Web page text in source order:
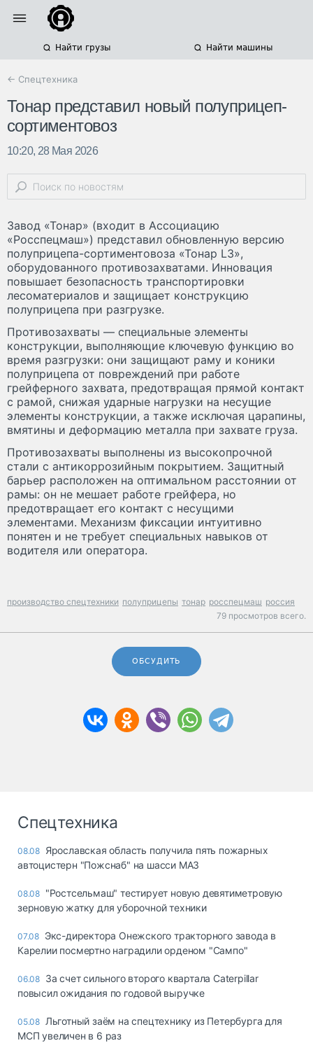
Найти грузы Найти машины
← Спецтехника
Тонар представил новый полуприцеп-
сортиментовоз
10:20, 28 Мая 2026
Завод «Тонар» (входит в Ассоциацию
«Росспецмаш») представил обновленную версию
полуприцепа-сортиментовоза «Тонар L3»,
оборудованного противозахватами. Инновация
повышает безопасность транспортировки
лесоматериалов и защищает конструкцию
полуприцепа при разгрузке.
Противозахваты — специальные элементы
конструкции, выполняющие ключевую функцию во
время разгрузки: они защищают раму и коники
полуприцепа от повреждений при работе
грейферного захвата, предотвращая прямой контакт
с рамой, снижая ударные нагрузки на несущие
элементы конструкции, а также исключая царапины,
вмятины и деформацию металла при захвате груза.
Противозахваты выполнены из высокопрочной
стали с антикоррозийным покрытием. Защитный
барьер расположен на оптимальном расстоянии от
рамы: он не мешает работе грейфера, но
предотвращает его контакт с несущими
элементами. Механизм фиксации интуитивно
понятен и не требует специальных навыков от
водителя или оператора.
производство спецтехники полуприцепы тонар росспецмаш россия
79 просмотров всего.
ОБСУДИТЬ
Спецтехника
08.08 Ярославская область получила пять пожарных
автоцистерн "Пожснаб" на шасси МАЗ
08.08 "Ростсельмаш" тестирует новую девятиметровую
зерновую жатку для уборочной техники
07.08 Экс-директора Онежского тракторного завода в
Карелии посмертно наградили орденом "Сампо"
06.08 За счет сильного второго квартала Caterpillar
повысил ожидания по годовой выручке
05.08 Льготный заём на спецтехнику из Петербурга для
МСП увеличен в 6 раз